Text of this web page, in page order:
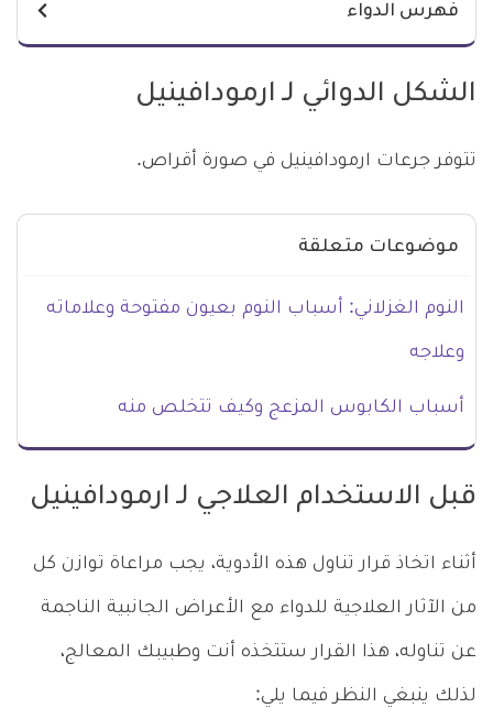
فهرس الدواء
الشكل الدوائي لـ ارمودافينيل
تتوفر جرعات ارمودافينيل في صورة أقراص.
موضوعات متعلقة
النوم الغزلاني: أسباب النوم بعيون مفتوحة وعلاماته
وعلاجه
أسباب الكابوس المزعج وكيف تتخلص منه
قبل الاستخدام العلاجي لـ ارمودافينيل
أثناء اتخاذ قرار تناول هذه الأدوية، يجب مراعاة توازن كل
من الآثار العلاجية للدواء مع الأعراض الجانبية الناجمة
عن تناوله، هذا القرار ستتخذه أنت وطبيبك المعالج،
لذلك ينبغي النظر فيما يلي: